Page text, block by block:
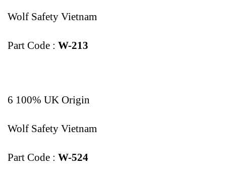
Wolf Safety Vietnam
Part Code : W-213
6 100% UK Origin
Wolf Safety Vietnam
Part Code : W-524